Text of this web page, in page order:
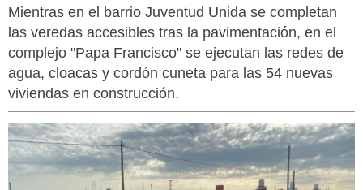
Mientras en el barrio Juventud Unida se completan
las veredas accesibles tras la pavimentación, en el
complejo "Papa Francisco" se ejecutan las redes de
agua, cloacas y cordón cuneta para las 54 nuevas
viviendas en construcción.